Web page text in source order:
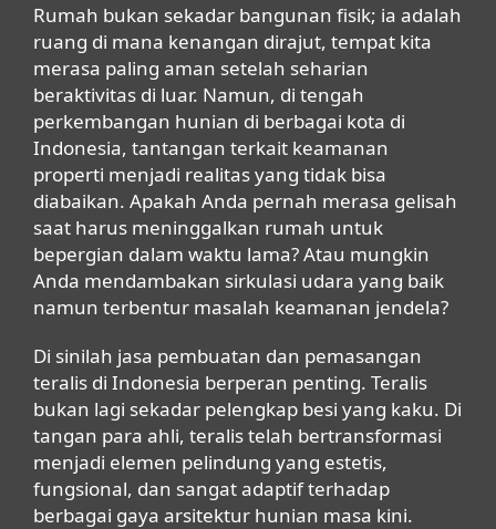
Rumah bukan sekadar bangunan fisik; ia adalah
ruang di mana kenangan dirajut, tempat kita
merasa paling aman setelah seharian
beraktivitas di luar. Namun, di tengah
perkembangan hunian di berbagai kota di
Indonesia, tantangan terkait keamanan
properti menjadi realitas yang tidak bisa
diabaikan. Apakah Anda pernah merasa gelisah
saat harus meninggalkan rumah untuk
bepergian dalam waktu lama? Atau mungkin
Anda mendambakan sirkulasi udara yang baik
namun terbentur masalah keamanan jendela?
Di sinilah jasa pembuatan dan pemasangan
teralis di Indonesia berperan penting. Teralis
bukan lagi sekadar pelengkap besi yang kaku. Di
tangan para ahli, teralis telah bertransformasi
menjadi elemen pelindung yang estetis,
fungsional, dan sangat adaptif terhadap
berbagai gaya arsitektur hunian masa kini.